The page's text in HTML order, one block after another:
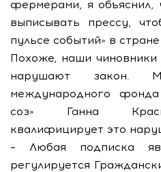
фермерами, я объяснил,
выписывать прессу,
пульсе событий» в
Похоже, наши
нарушают закон.
международного
соз» Ганна
квалифицирует это
– Любая подписка
регулируется